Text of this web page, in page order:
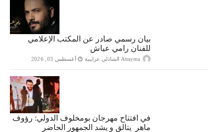
بيان رسمي صادر عن المكتب الإعلامي
للفنان رامي عياش
Attayma الشاذلي عرايبية أغسطس 03, 2026
في افتتاح مهرجان بومخلوف الدولي: رؤوف
ماهر يتالق و يشد الجمهور الحاضر